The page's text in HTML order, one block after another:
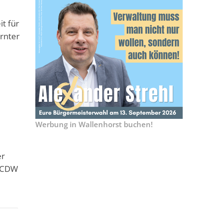
für
Werbung in Wallenhorst buchen!